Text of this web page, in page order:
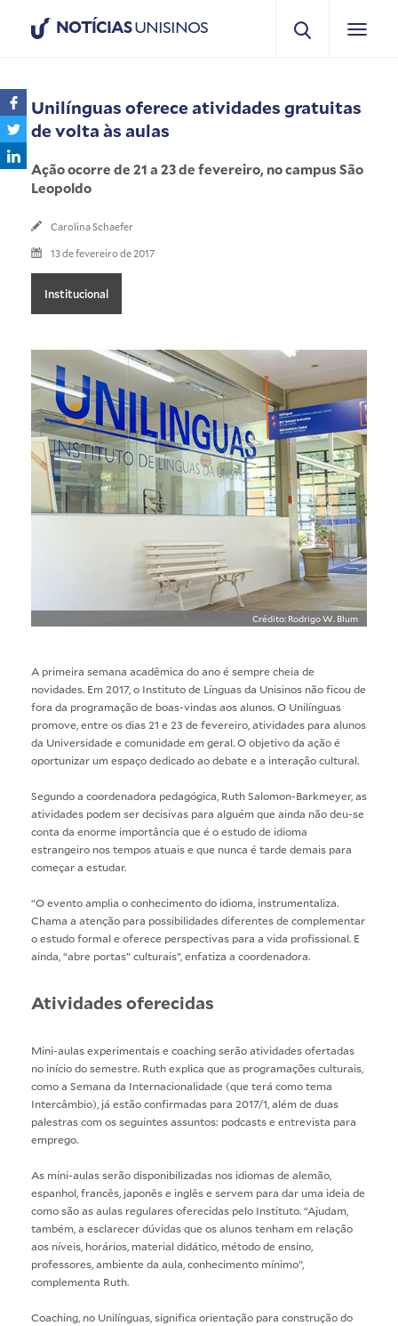
NOTÍCIASUNISINOS
Unilínguas oferece atividades gratuitas
de volta às aulas
Ação ocorre de 21 a 23 de fevereiro, no campus São
Leopoldo
Carolina Schaefer
13 de fevereiro de 2017
Institucional
Crédito: Rodrigo W. Blum
A primeira semana acadêmica do ano é sempre cheia de
novidades. Em 2017, o Instituto de Línguas da Unisinos não ficou de
fora da programação de boas-vindas aos alunos. O Unilínguas
promove, entre os dias 21 e 23 de fevereiro, atividades para alunos
da Universidade e comunidade em geral. O objetivo da ação é
oportunizar um espaço dedicado ao debate e a interação cultural.
Segundo a coordenadora pedagógica, Ruth Salomon-Barkmeyer, as
atividades podem ser decisivas para alguém que ainda não deu-se
conta da enorme importância que é o estudo de idioma
estrangeiro nos tempos atuais e que nunca é tarde demais para
começar a estudar.
“O evento amplia o conhecimento do idioma, instrumentaliza.
Chama a atenção para possibilidades diferentes de complementar
o estudo formal e oferece perspectivas para a vida profissional. E
ainda, “abre portas” culturais”, enfatiza a coordenadora.
Atividades oferecidas
Mini-aulas experimentais e coaching serão atividades ofertadas
no início do semestre. Ruth explica que as programações culturais,
como a Semana da Internacionalidade (que terá como tema
Intercâmbio), já estão confirmadas para 2017/1, além de duas
palestras com os seguintes assuntos: podcasts e entrevista para
emprego.
As mini-aulas serão disponibilizadas nos idiomas de alemão,
espanhol, francês, japonês e inglês e servem para dar uma ideia de
como são as aulas regulares oferecidas pelo Instituto. “Ajudam,
também, a esclarecer dúvidas que os alunos tenham em relação
aos níveis, horários, material didático, método de ensino,
professores, ambiente da aula, conhecimento mínimo”,
complementa Ruth.
Coaching, no Unilínguas, significa orientação para construção do